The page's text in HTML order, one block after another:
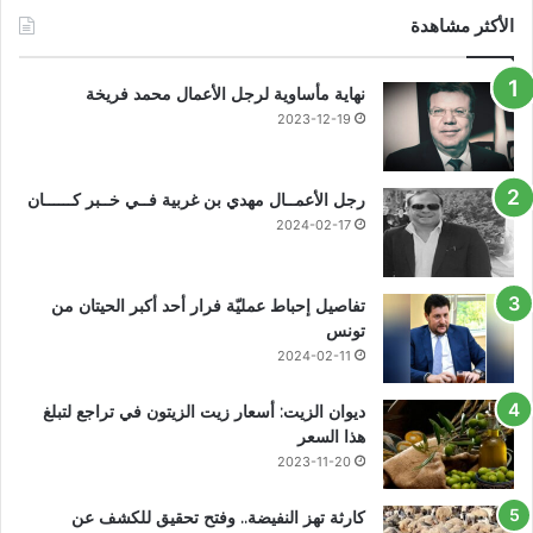
الأكثر مشاهدة
نهاية مأساوية لرجل الأعمال محمد فريخة
2023-12-19
رجل الأعمــال مهدي بن غربية فــي خــبر كــــــان
2024-02-17
تفاصيل إحباط عمليّة فرار أحد أكبر الحيتان من
تونس
2024-02-11
ديوان الزيت: أسعار زيت الزيتون في تراجع لتبلغ
هذا السعر
2023-11-20
كارثة تهز النفيضة.. وفتح تحقيق للكشف عن